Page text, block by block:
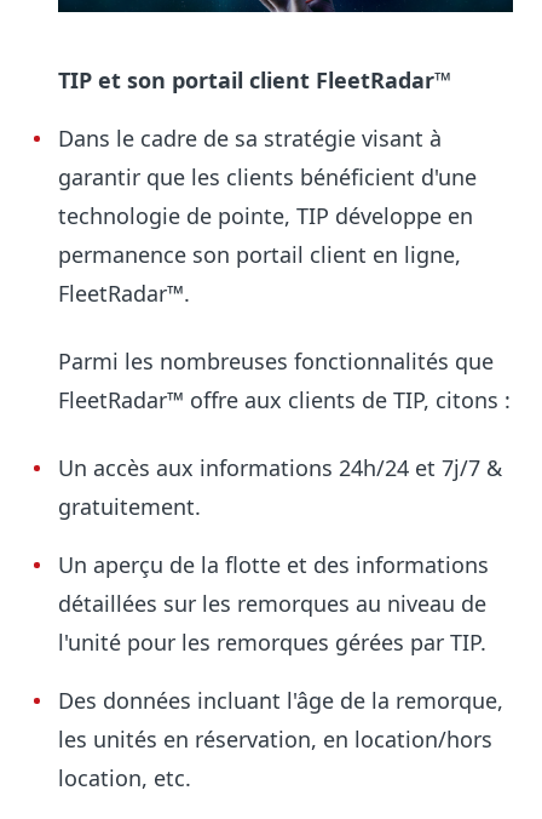
TIP et son portail client FleetRadar™
Dans le cadre de sa stratégie visant à
garantir que les clients bénéficient d'une
technologie de pointe, TIP développe en
permanence son portail client en ligne,
FleetRadar™.
Parmi les nombreuses fonctionnalités que
FleetRadar™ offre aux clients de TIP, citons :
Un accès aux informations 24h/24 et 7j/7 &
gratuitement.
Un aperçu de la flotte et des informations
détaillées sur les remorques au niveau de
l'unité pour les remorques gérées par TIP.
Des données incluant l'âge de la remorque,
les unités en réservation, en location/hors
location, etc.